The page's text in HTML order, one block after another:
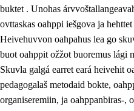
buktet . Unohas
ovttaskas oahppi iešgova ja
Heivehuvvon oahpahus lea go
buot oahppit ožžot buoremus lági
Skuvla galgá earret eará heivehit
pedagogalaš metodaid bokte,
organiseremiin, ja oahppanbiras-,